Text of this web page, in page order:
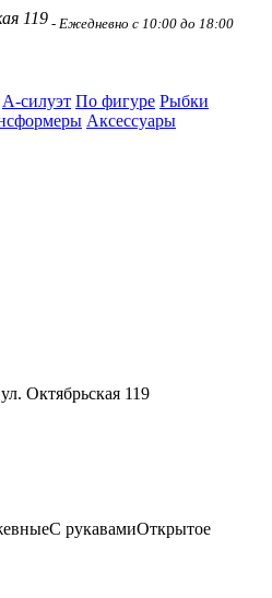
119 - Ежедневно с 10:00 до 18:00
А-силуэт По фигуре Рыбки
Аксессуары
Октябрьская 119
С рукавамиОткрытое